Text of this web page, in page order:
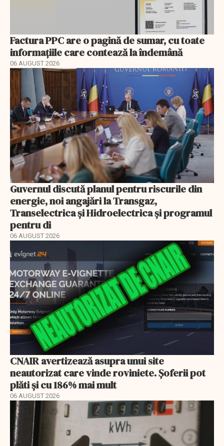
Factura PPC are o pagină de sumar, cu toate
informațiile care contează la îndemână
06 AUGUST 2026
Guvernul discută planul pentru riscurile din
energie, noi angajări la Transgaz,
Transelectrica și Hidroelectrica și programul
pentru di
06 AUGUST 2026
CNAIR avertizează asupra unui site
neautorizat care vinde roviniete. Șoferii pot
plăti și cu 186% mai mult
06 AUGUST 2026